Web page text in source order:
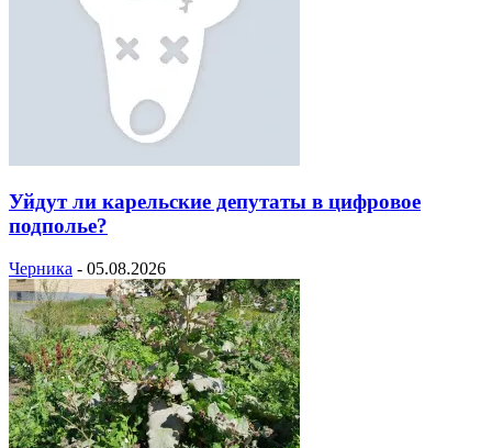
Уйдут ли карельские депутаты в цифровое
подполье?
Черника - 05.08.2026